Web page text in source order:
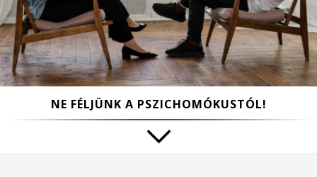
NE FÉLJÜNK A PSZICHOMÓKUSTÓL!